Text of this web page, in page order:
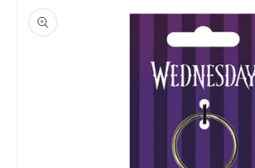
informations
produits